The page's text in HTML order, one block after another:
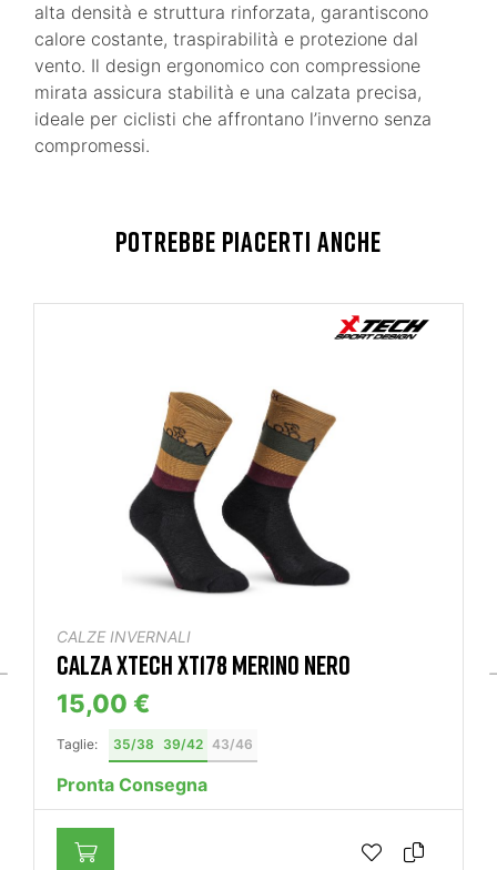
alta densità e struttura rinforzata, garantiscono
calore costante, traspirabilità e protezione dal
vento. Il design ergonomico con compressione
mirata assicura stabilità e una calzata precisa,
ideale per ciclisti che affrontano l’inverno senza
compromessi.
POTREBBE PIACERTI ANCHE
CALZE INVERNALI
CALZA XTECH XT178 MERINO NERO
15,00 €
Taglie: 35/38 39/42 43/46
Pronta Consegna